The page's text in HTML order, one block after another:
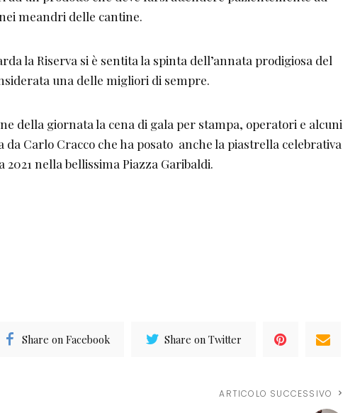
meandri delle cantine.
la Riserva si è sentita la spinta dell’annata prodigiosa del
una delle migliori di sempre.
della giornata la cena di gala per stampa, operatori e alcuni
Carlo Cracco che ha posato anche la piastrella celebrativa
2021 nella bellissima Piazza Garibaldi.
Share on Facebook Share on Twitter
ARTICOLO SUCCESSIVO